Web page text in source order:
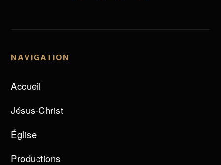
NAVIGATION
Accueil
Jésus-Christ
Église
Productions